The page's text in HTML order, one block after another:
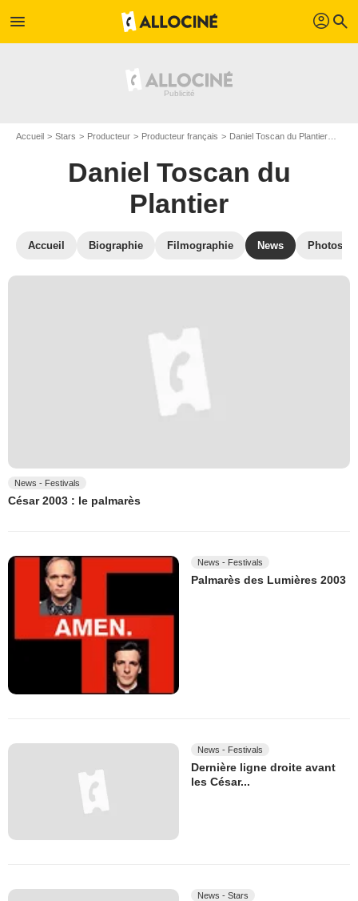
menu profil search
Accueil Stars Producteur Producteur français Daniel Toscan du Plantier
Daniel Toscan du
Plantier
Accueil Biographie Filmographie News Photos
News - Festivals
César 2003 : le palmarès
News - Festivals
Palmarès des Lumières 2003
News - Festivals
Dernière ligne droite avant
les César...
News - Stars